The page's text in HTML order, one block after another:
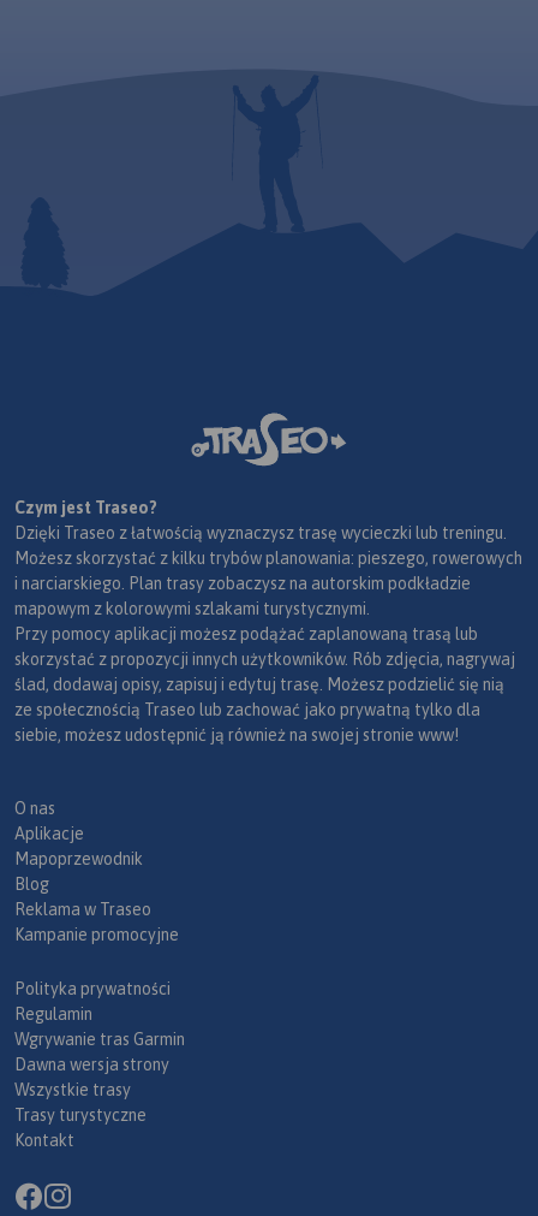
Czym jest Traseo?
Dzięki Traseo z łatwością wyznaczysz trasę wycieczki lub treningu.
Możesz skorzystać z kilku trybów planowania: pieszego, rowerowych
i narciarskiego. Plan trasy zobaczysz na autorskim podkładzie
mapowym z kolorowymi szlakami turystycznymi.
Przy pomocy aplikacji możesz podążać zaplanowaną trasą lub
skorzystać z propozycji innych użytkowników. Rób zdjęcia, nagrywaj
ślad, dodawaj opisy, zapisuj i edytuj trasę. Możesz podzielić się nią
ze społecznością Traseo lub zachować jako prywatną tylko dla
siebie, możesz udostępnić ją również na swojej stronie www!
O nas
Aplikacje
Mapoprzewodnik
Blog
Reklama w Traseo
Kampanie promocyjne
Polityka prywatności
Regulamin
Wgrywanie tras Garmin
Dawna wersja strony
Wszystkie trasy
Trasy turystyczne
Kontakt